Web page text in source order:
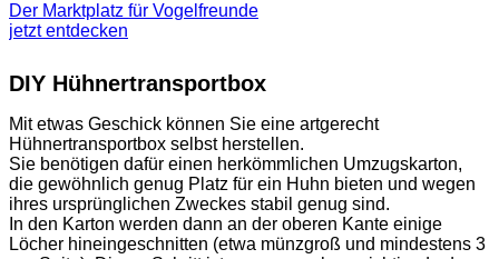
Der Marktplatz für Vogelfreunde
jetzt entdecken
DIY Hühnertransportbox
Mit etwas Geschick können Sie eine artgerecht
Hühnertransportbox selbst herstellen.
Sie benötigen dafür einen herkömmlichen Umzugskarton,
die gewöhnlich genug Platz für ein Huhn bieten und wegen
ihres ursprünglichen Zweckes stabil genug sind.
In den Karton werden dann an der oberen Kante einige
Löcher hineingeschnitten (etwa münzgroß und mindestens 3